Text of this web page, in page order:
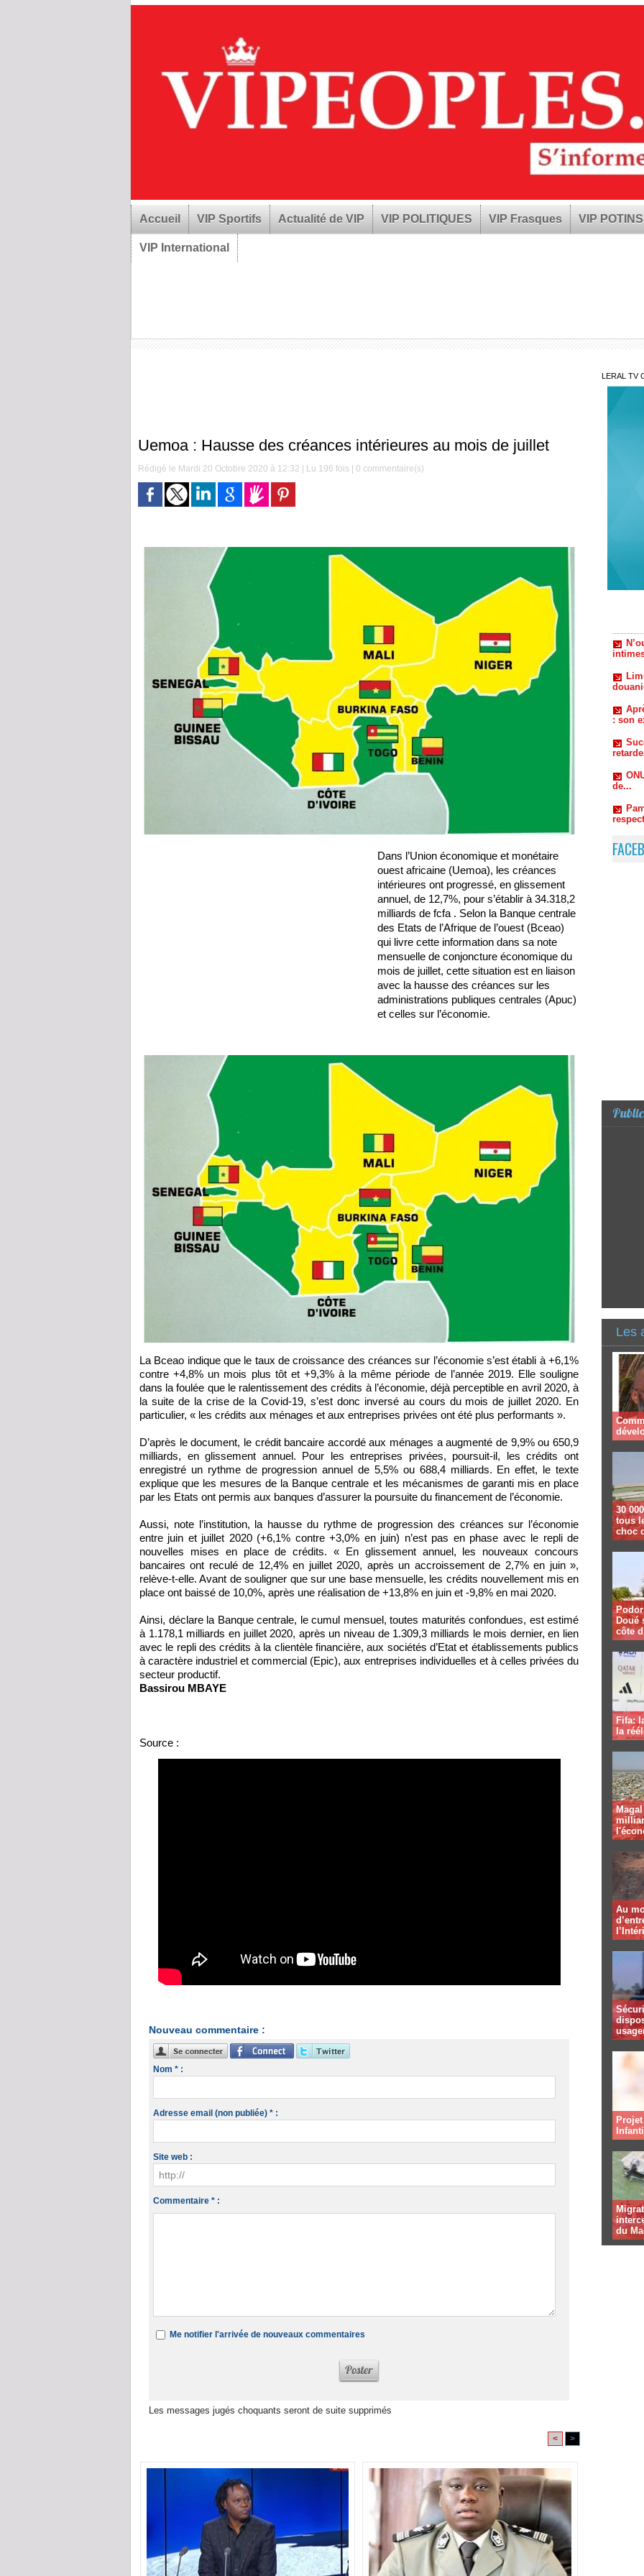
Accueil VIP Sportifs Actualité de VIP VIP POLITIQUES VIP Frasques VIP POTINS
VIP International
Uemoa : Hausse des créances intérieures au mois de juillet
Rédigé le Mardi 20 Octobre 2020 à 12:32 | Lu 196 fois | 0 commentaire(s)
Dans l’Union économique et monétaire
ouest africaine (Uemoa), les créances
intérieures ont progressé, en glissement
annuel, de 12,7%, pour s’établir à 34.318,2
milliards de fcfa . Selon la Banque centrale
des Etats de l’Afrique de l’ouest (Bceao)
qui livre cette information dans sa note
mensuelle de conjoncture économique du
mois de juillet, cette situation est en liaison
avec la hausse des créances sur les
administrations publiques centrales (Apuc)
et celles sur l’économie.
La Bceao indique que le taux de croissance des créances sur l’économie s’est établi à +6,1%
contre +4,8% un mois plus tôt et +9,3% à la même période de l’année 2019. Elle souligne
dans la foulée que le ralentissement des crédits à l’économie, déjà perceptible en avril 2020, à
la suite de la crise de la Covid-19, s’est donc inversé au cours du mois de juillet 2020. En
particulier, « les crédits aux ménages et aux entreprises privées ont été plus performants ».
D’après le document, le crédit bancaire accordé aux ménages a augmenté de 9,9% ou 650,9
milliards, en glissement annuel. Pour les entreprises privées, poursuit-il, les crédits ont
enregistré un rythme de progression annuel de 5,5% ou 688,4 milliards. En effet, le texte
explique que les mesures de la Banque centrale et les mécanismes de garanti mis en place
par les Etats ont permis aux banques d’assurer la poursuite du financement de l’économie.
Aussi, note l’institution, la hausse du rythme de progression des créances sur l’économie
entre juin et juillet 2020 (+6,1% contre +3,0% en juin) n’est pas en phase avec le repli de
nouvelles mises en place de crédits. « En glissement annuel, les nouveaux concours
bancaires ont reculé de 12,4% en juillet 2020, après un accroissement de 2,7% en juin »,
relève-t-elle. Avant de souligner que sur une base mensuelle, les crédits nouvellement mis en
place ont baissé de 10,0%, après une réalisation de +13,8% en juin et -9,8% en mai 2020.
Ainsi, déclare la Banque centrale, le cumul mensuel, toutes maturités confondues, est estimé
à 1.178,1 milliards en juillet 2020, après un niveau de 1.309,3 milliards le mois dernier, en lien
avec le repli des crédits à la clientèle financière, aux sociétés d’Etat et établissements publics
à caractère industriel et commercial (Epic), aux entreprises individuelles et à celles privées du
secteur productif.
Bassirou MBAYE
Source :
Nouveau commentaire :
Nom * :
Adresse email (non publiée) * :
Site web :
Commentaire * :
Me notifier l'arrivée de nouveaux commentaires
Les messages jugés choquants seront de suite supprimés
< >
LERAL TV
: son
de...
Les
30
tous
choc
Doué
côte
Fifa:
la
Au
du